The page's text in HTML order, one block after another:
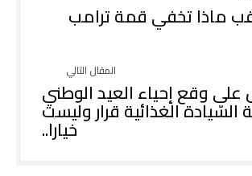
ماذا تخفي قمة ترامب
وقع إحياء العيد الوطني
السّيادة الغذائية قرار وليست
خيارا..